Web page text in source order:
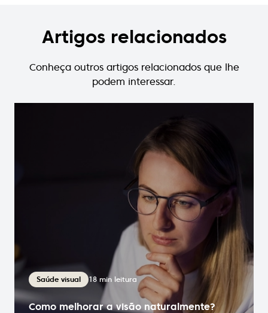
Artigos relacionados
Conheça outros artigos relacionados que lhe
podem interessar.
Saúde visual 18 min leitura
Como melhorar a visão naturalmente?